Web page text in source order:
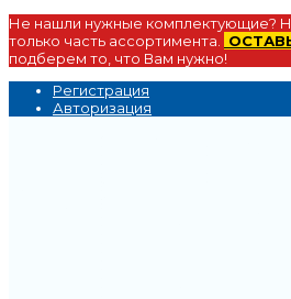
Не нашли нужные комплектующие?
только часть ассортимента.
подберем то, что Вам нужно!
Регистрация
Авторизация